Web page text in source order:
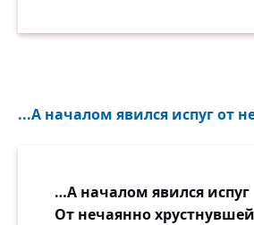
...А началом явился испуг от
…А началом явился испуг
От нечаянно